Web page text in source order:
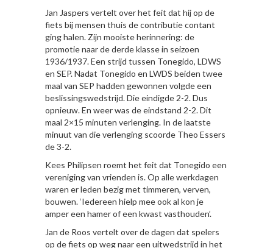
Jan Jaspers vertelt over het feit dat hij op de
fiets bij mensen thuis de contributie contant
ging halen. Zijn mooiste herinnering: de
promotie naar de derde klasse in seizoen
1936/1937. Een strijd tussen Tonegido, LDWS
en SEP. Nadat Tonegido en LWDS beiden twee
maal van SEP hadden gewonnen volgde een
beslissingswedstrijd. Die eindigde 2-2. Dus
opnieuw. En weer was de eindstand 2-2. Dit
maal 2×15 minuten verlenging. In de laatste
minuut van die verlenging scoorde Theo Essers
de 3-2.
Kees Philipsen roemt het feit dat Tonegido een
vereniging van vrienden is. Op alle werkdagen
waren er leden bezig met timmeren, verven,
bouwen. ‘Iedereen hielp mee ook al kon je
amper een hamer of een kwast vasthouden’.
Jan de Roos vertelt over de dagen dat spelers
op de fiets op weg naar een uitwedstrijd in het